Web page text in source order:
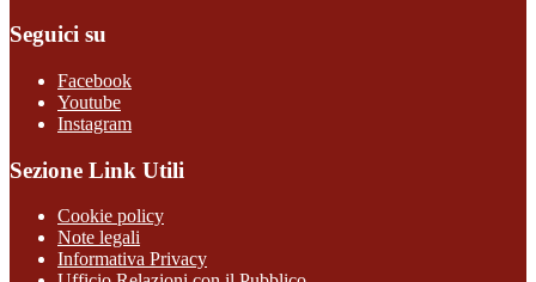
Seguici su
Facebook
Youtube
Instagram
Sezione Link Utili
Cookie policy
Note legali
Informativa Privacy